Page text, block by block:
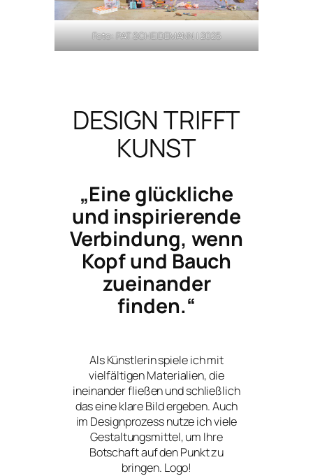
Foto: PAT SCHEIDEMANN | 2025
DESIGN TRIFFT
KUNST
„Eine glückliche
und inspirierende
Verbindung, wenn
Kopf und Bauch
zueinander
finden.“
Als Künstlerin spiele ich mit
vielfältigen Materialien, die
ineinander fließen und schließlich
das eine klare Bild ergeben. Auch
im Designprozess nutze ich viele
Gestaltungsmittel, um Ihre
Botschaft auf den Punkt zu
bringen. Logo!